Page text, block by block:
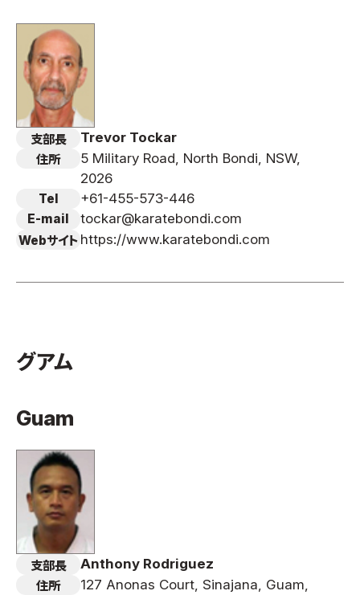
支部長 Trevor Tockar
住所
5 Military Road, North Bondi, NSW,
2026
Tel +61-455-573-446
E-mail tockar@karatebondi.com
Webサイト https://www.karatebondi.com
グアム
Guam
支部長 Anthony Rodriguez
住所
127 Anonas Court, Sinajana, Guam,